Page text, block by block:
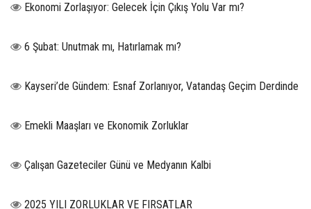
Ekonomi Zorlaşıyor: Gelecek İçin Çıkış Yolu Var mı?
6 Şubat: Unutmak mı, Hatırlamak mı?
Kayseri’de Gündem: Esnaf Zorlanıyor, Vatandaş Geçim Derdinde
Emekli Maaşları ve Ekonomik Zorluklar
Çalışan Gazeteciler Günü ve Medyanın Kalbi
2025 YILI ZORLUKLAR VE FIRSATLAR